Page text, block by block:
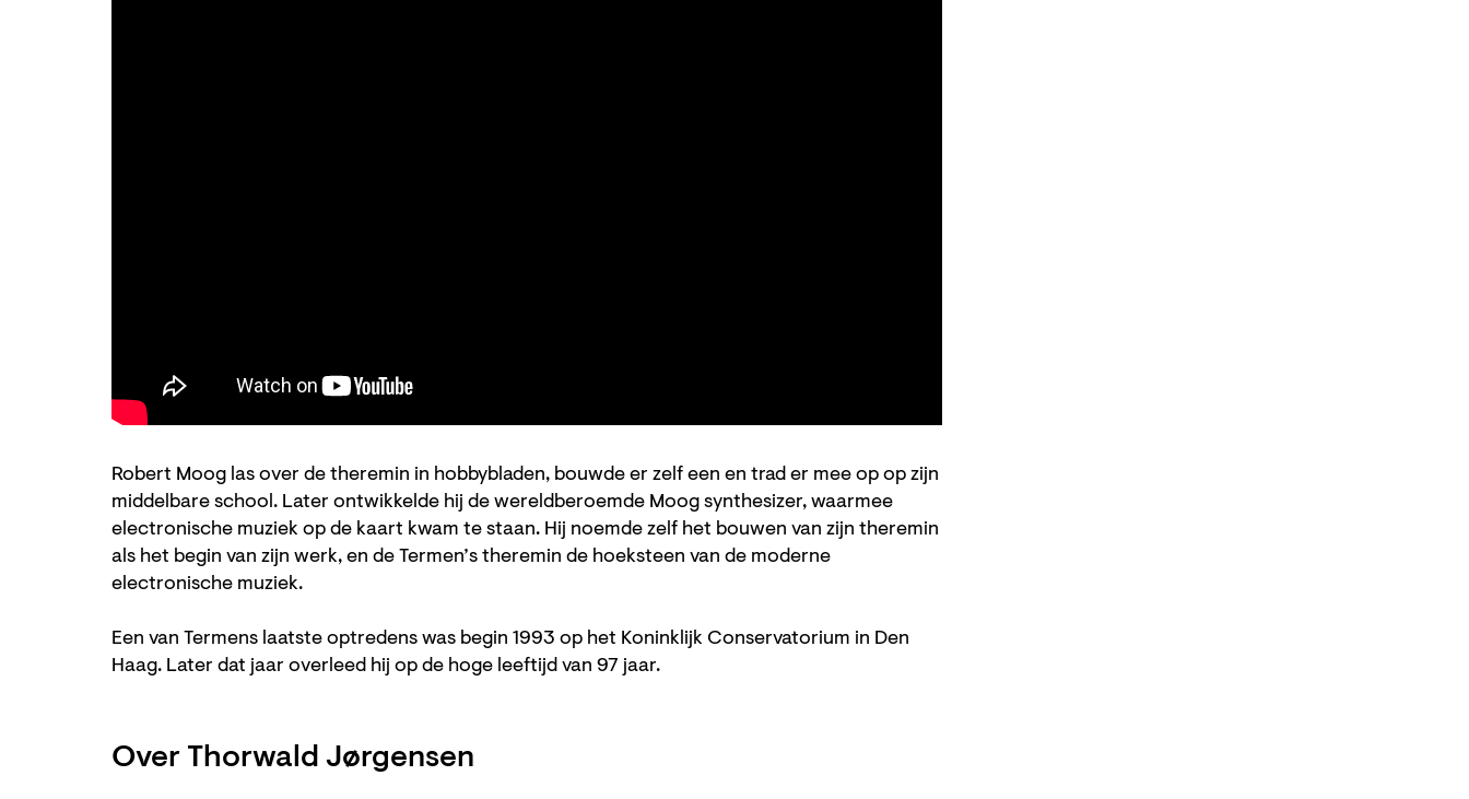
Robert Moog las over de theremin in hobbybladen, bouwde er zelf een en trad er mee op op zijn
middelbare school. Later ontwikkelde hij de wereldberoemde Moog synthesizer, waarmee
electronische muziek op de kaart kwam te staan. Hij noemde zelf het bouwen van zijn theremin
als het begin van zijn werk, en de Termen’s theremin de hoeksteen van de moderne
electronische muziek.
Een van Termens laatste optredens was begin 1993 op het Koninklijk Conservatorium in Den
Haag. Later dat jaar overleed hij op de hoge leeftijd van 97 jaar.
Over Thorwald Jørgensen